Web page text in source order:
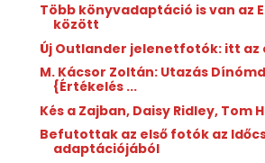
Több könyvadaptáció is van az
között
Új Outlander jelenetfotók: itt az
M. Kácsor Zoltán: Utazás
{Értékelés ...
Kés a Zajban, Daisy Ridley, Tom
Befutottak az első fotók az
adaptációjából